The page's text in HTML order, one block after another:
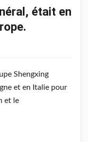
était en
Shengxing
et en Italie pour
et le